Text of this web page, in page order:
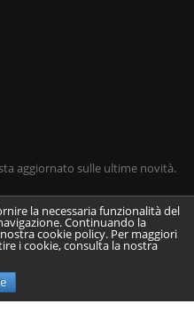
aggiornato sulle ultime novità.
la necessaria funzionalità del
Continuando la
cookie policy. Per maggiori
i cookie, consulta la nostra